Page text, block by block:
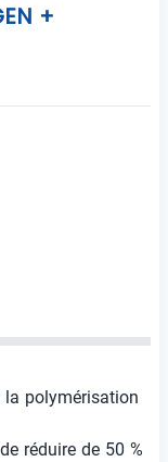
+
la polymérisation
réduire de 50 %